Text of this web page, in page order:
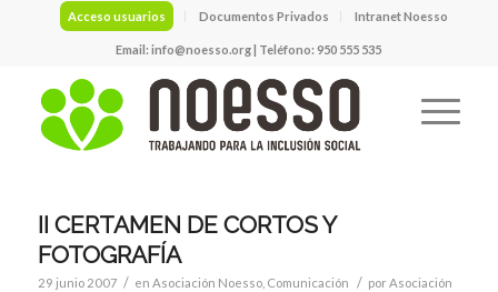
Acceso usuarios Documentos Privados Intranet Noesso
Email:info@noesso.org| Teléfono: 950 555 535
II CERTAMEN DE CORTOS Y
FOTOGRAFÍA
29 junio 2007 / en Asociación Noesso, Comunicación / porAsociación